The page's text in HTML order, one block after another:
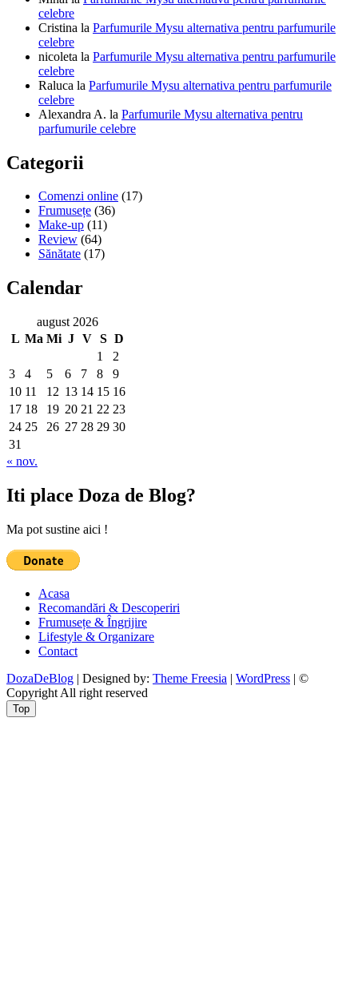
celebre
Cristina la Parfumurile Mysu alternativa pentru parfumurile
celebre
nicoleta la Parfumurile Mysu alternativa pentru parfumurile
celebre
Raluca la Parfumurile Mysu alternativa pentru parfumurile
celebre
Alexandra A. la Parfumurile Mysu alternativa pentru
parfumurile celebre
Categorii
Comenzi online (17)
Frumusețe (36)
Make-up (11)
Review (64)
Sănătate (17)
Calendar
august 2026
L Ma Mi J V S D
1
2
3
4 5 6 7 8
9
10 11 12 13 14 15 16
17 18 19 20 21 22 23
24 25 26 27 28 29 30
31
« nov.
Iti place Doza de Blog?
Ma pot sustine aici !
Acasa
Recomandări & Descoperiri
Frumusețe & Îngrijire
Lifestyle & Organizare
Contact
DozaDeBlog | Designed by: Theme Freesia | WordPress | ©
Copyright All right reserved
Top